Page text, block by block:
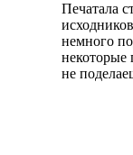
Печатала
немного
некоторые
не